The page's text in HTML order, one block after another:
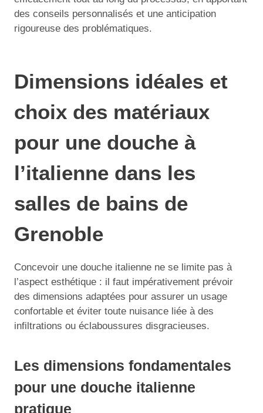
des conseils personnalisés et une anticipation
rigoureuse des problématiques.
Dimensions idéales et
choix des matériaux
pour une douche à
l’italienne dans les
salles de bains de
Grenoble
Concevoir une douche italienne ne se limite pas à
l’aspect esthétique : il faut impérativement prévoir
des dimensions adaptées pour assurer un usage
confortable et éviter toute nuisance liée à des
infiltrations ou éclaboussures disgracieuses.
Les dimensions fondamentales
pour une douche italienne
pratique